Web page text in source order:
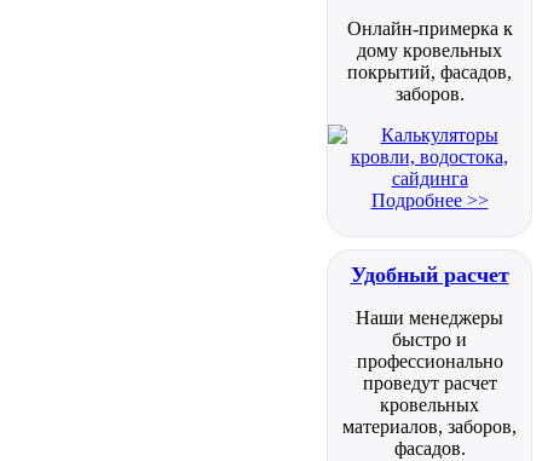
Онлайн-примерка к
дому кровельных
покрытий, фасадов,
заборов.
Подробнее >>
Удобный расчет
Наши менеджеры
быстро и
профессионально
проведут расчет
кровельных
материалов, заборов,
фасадов.